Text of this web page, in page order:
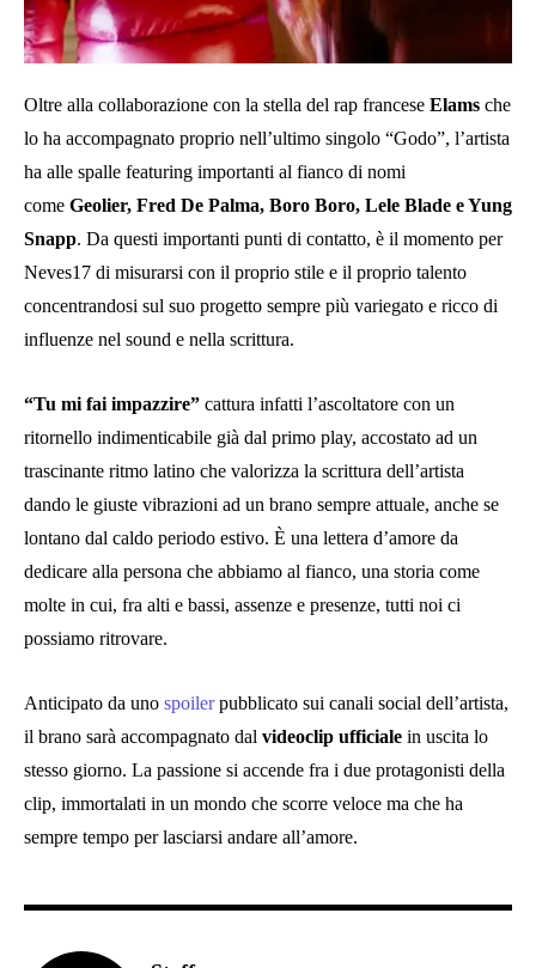
Oltre alla collaborazione con la stella del rap francese Elams che
lo ha accompagnato proprio nell’ultimo singolo “Godo”, l’artista
ha alle spalle featuring importanti al fianco di nomi
come Geolier, Fred De Palma, Boro Boro, Lele Blade e Yung
Snapp. Da questi importanti punti di contatto, è il momento per
Neves17 di misurarsi con il proprio stile e il proprio talento
concentrandosi sul suo progetto sempre più variegato e ricco di
influenze nel sound e nella scrittura.
“Tu mi fai impazzire” cattura infatti l’ascoltatore con un
ritornello indimenticabile già dal primo play, accostato ad un
trascinante ritmo latino che valorizza la scrittura dell’artista
dando le giuste vibrazioni ad un brano sempre attuale, anche se
lontano dal caldo periodo estivo. È una lettera d’amore da
dedicare alla persona che abbiamo al fianco, una storia come
molte in cui, fra alti e bassi, assenze e presenze, tutti noi ci
possiamo ritrovare.
Anticipato da uno spoilerpubblicato sui canali social dell’artista,
il brano sarà accompagnato dal videoclip ufficiale in uscita lo
stesso giorno. La passione si accende fra i due protagonisti della
clip, immortalati in un mondo che scorre veloce ma che ha
sempre tempo per lasciarsi andare all’amore.